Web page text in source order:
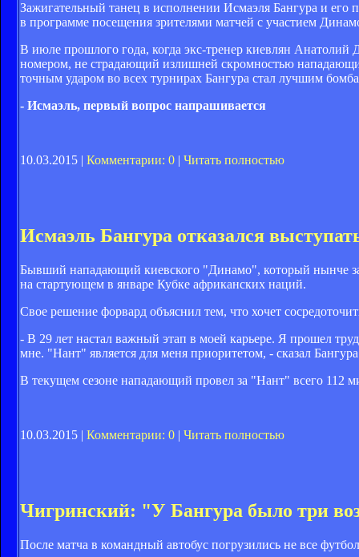
Зажигательный танец в исполнении Исмаэля Бангура и его
в программе посещения зрителями матчей с участием
В июле прошлого года, когда экс-тренер киевлян
номером, не страдающий излишней скромностью
точным ударом во всех турнирах Бангура стал лучшим
- Исмаэль, первый вопрос напрашивается
10.03.2015 | Комментарии: 0 | Читать полностью
Исмаэль Бангура отказался
Бывший нападающий киевского "Динамо", который нынче
на стартующем в январе Кубке африканских наций.
Свое решение форвард объяснил тем, что хочет
- В 29 лет настал важный этап в моей карьере. Я прошел
мне. "Нант" является для меня приоритетом, - сказал
В текущем сезоне нападающий провел за "Нант" всего 112
10.03.2015 | Комментарии: 0 | Читать полностью
Чигринский: "У Бангура было три
После матча в командный автобус погрузились не все